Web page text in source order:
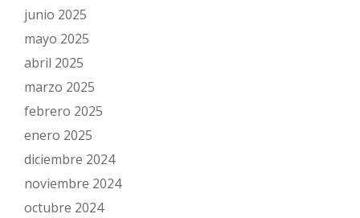
junio 2025
mayo 2025
abril 2025
marzo 2025
febrero 2025
enero 2025
diciembre 2024
noviembre 2024
octubre 2024